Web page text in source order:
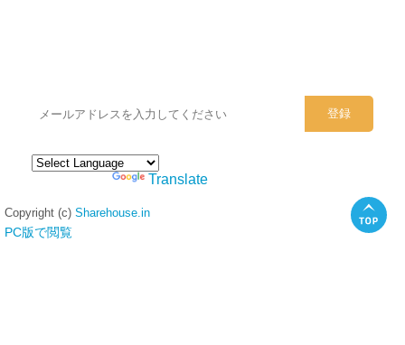
Translate
Copyright (c) Sharehouse.in
PC版で閲覧